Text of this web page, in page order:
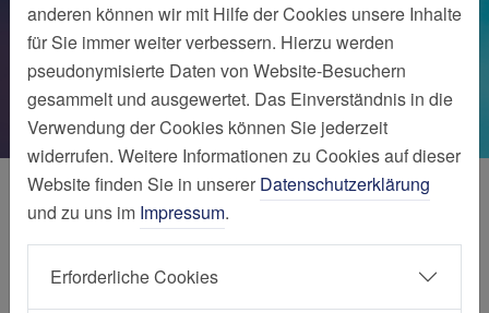
Kliniken und Zentren
Fort- und Weiterbildung
Klinik für Kardiologie und Angiologie
anderen können wir mit Hilfe der Cookies unsere Inhalte
für Sie immer weiter verbessern. Hierzu werden
pseudonymisierte Daten von Website-Besuchern
gesammelt und ausgewertet. Das Einverständnis in die
Verwendung der Cookies können Sie jederzeit
widerrufen. Weitere Informationen zu Cookies auf dieser
Website finden Sie in unserer Datenschutzerklärung
und zu uns im Impressum.
Erforderliche Cookies